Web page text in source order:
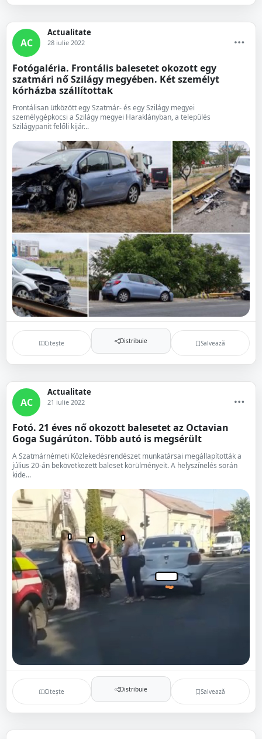
AC
Actualitate
28 iulie 2022
Fotógaléria. Frontális balesetet okozott egy
szatmári nő Szilágy megyében. Két személyt
kórházba szállítottak
Frontálisan ütközött egy Szatmár- és egy Szilágy megyei
személygépkocsi a Szilágy megyei Haraklányban, a település
Szilágypanit felőli kijár...
Citește Distribuie Salvează
AC
Actualitate
21 iulie 2022
Fotó. 21 éves nő okozott balesetet az Octavian
Goga Sugárúton. Több autó is megsérült
A Szatmárnémeti Közlekedésrendészet munkatársai megállapították a
július 20-án bekövetkezett baleset körülményeit. A helyszínelés során
kide...
Citește Distribuie Salvează